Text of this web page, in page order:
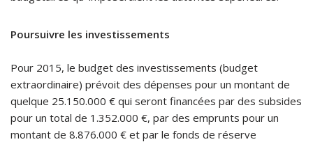
Poursuivre les investissements
Pour 2015, le budget des investissements (budget
extraordinaire) prévoit des dépenses pour un montant de
quelque 25.150.000 € qui seront financées par des subsides
pour un total de 1.352.000 €, par des emprunts pour un
montant de 8.876.000 € et par le fonds de réserve